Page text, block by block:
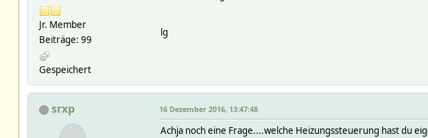
Jr. Member
Beiträge: 99
Gespeichert
lg
srxp 16 Dezember 2016, 13:47:48
Achja noch eine Frage....welche Heizungssteuerung hast du